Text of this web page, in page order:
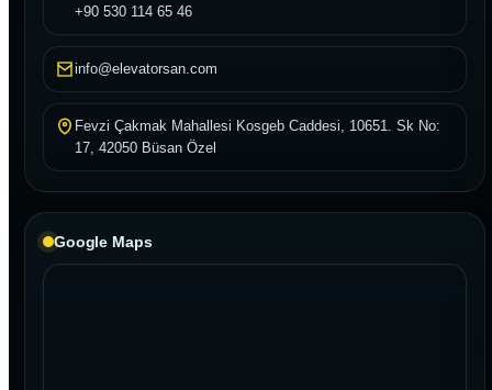
+90 530 114 65 46
info@elevatorsan.com
Fevzi Çakmak Mahallesi Kosgeb Caddesi, 10651. Sk No:
17, 42050 Büsan Özel
Google Maps